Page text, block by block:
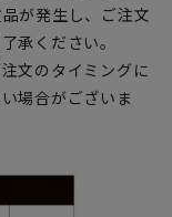
が発生し、ご注文
承ください。
文のタイミングに
場合がございま